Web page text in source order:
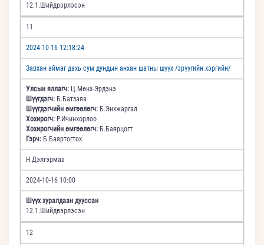
12.1.Шийдвэрлэсэн
11
2024-10-16 12:18:24
Завхан аймаг дахь сум дундын анхан шатны шүүх /эрүүгийн хэргийн/
Улсын яллагч: Ц.Мөнх-Эрдэнэ
Шүүгдэгч: Б.Батзаяа
Шүүгдэгчийн өмгөөлөгч: Б.Энхжаргал
Хохирогч: Р.Ичинхорлоо
Хохирогчийн өмгөөлөгч: Б.Баярцогт
Гэрч: Б.Баяртогтох
Н.Дэлгэрмаа
2024-10-16 10:00
Шүүх хуралдаан дууссан
12.1.Шийдвэрлэсэн
12